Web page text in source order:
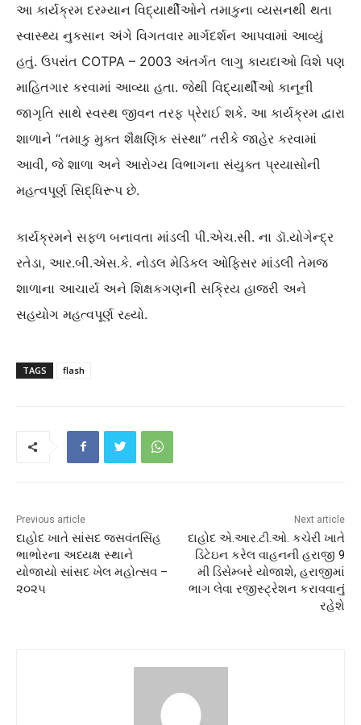
આ કાર્યક્રમ દરમ્યાન વિદ્યાર્થીઓને તમાકુના વ્યસનથી થતા
સ્વાસ્થ્ય નુકસાન અંગે વિગતવાર માર્ગદર્શન આપવામાં આવ્યું
હતું. ઉપરાંત COTPA – 2003 અંતર્ગત લાગુ કાયદાઓ વિશે પણ
માહિતગાર કરવામાં આવ્યા હતા. જેથી વિદ્યાર્થીઓ કાનૂની
જાગૃતિ સાથે સ્વસ્થ જીવન તરફ પ્રેરાઈ શકે. આ કાર્યક્રમ દ્વારા
શાળાને “તમાકુ મુક્ત શૈક્ષણિક સંસ્થા” તરીકે જાહેર કરવામાં
આવી, જે શાળા અને આરોગ્ય વિભાગના સંયુક્ત પ્રયાસોની
મહત્વપૂર્ણ સિદ્ધિરૂપ છે.
કાર્યક્રમને સફળ બનાવતા માંડલી પી.એચ.સી. ના ડૉ.યોગેન્દ્ર
રતેડા, આર.બી.એસ.કે. નોડલ મેડિકલ ઓફિસર માંડલી તેમજ
શાળાના આચાર્ય અને શિક્ષકગણની સક્રિય હાજરી અને
સહયોગ મહત્વપૂર્ણ રહ્યો.
TAGS flash
Previous article
દાહોદ ખાતે સાંસદ જસવંતસિંહ
ભાભોરના અધ્યક્ષ સ્થાને
યોજાયો સાંસદ ખેલ મહોત્સવ –
૨૦૨૫
Next article
દાહોદ એ.આર.ટી.ઓ. કચેરી ખાતે
ડિટેઇન કરેલ વાહનની હરાજી 9
મી ડિસેમ્બરે યોજાશે, હરાજીમાં
ભાગ લેવા રજીસ્ટ્રેશન કરાવવાનું
રહેશે